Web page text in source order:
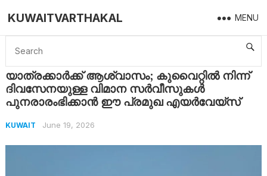
KUWAITVARTHAKAL MENU
Home Kuwait യാത്രക്കാർക്ക് ആശ്വാസം; കുവൈറ്റിൽ നിന്ന് ദിവസേനയുള്ള വിമാന സർവീസുകൾ പുനരാരംഭിക്കാൻ ഈ പ്രമുഖ എയർവേയ്‌സ്
യാത്രക്കാർക്ക് ആശ്വാസം; കുവൈറ്റിൽ നിന്ന്
ദിവസേനയുള്ള വിമാന സർവീസുകൾ
പുനരാരംഭിക്കാൻ ഈ പ്രമുഖ എയർവേയ്‌സ്
KUWAIT June 19, 2026